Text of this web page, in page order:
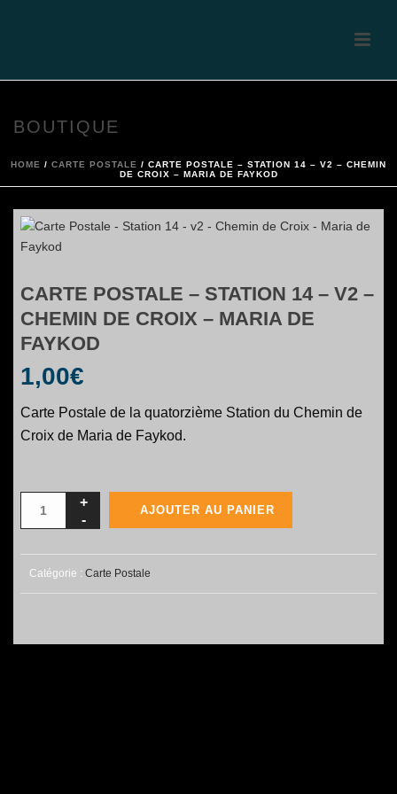
BOUTIQUE
HOME / CARTE POSTALE / CARTE POSTALE – STATION 14 – V2 – CHEMIN
DE CROIX – MARIA DE FAYKOD
CARTE POSTALE – STATION 14 – V2 –
CHEMIN DE CROIX – MARIA DE
FAYKOD
1,00€
Carte Postale de la quatorzième Station du Chemin de
Croix de Maria de Faykod.
AJOUTER AU PANIER
Catégorie :Carte Postale